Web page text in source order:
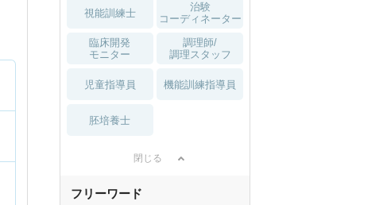
視能訓練士
治験
コーディネーター
臨床開発
モニター
調理師/
調理スタッフ
児童指導員 機能訓練指導員
胚培養士
閉じる
フリーワード